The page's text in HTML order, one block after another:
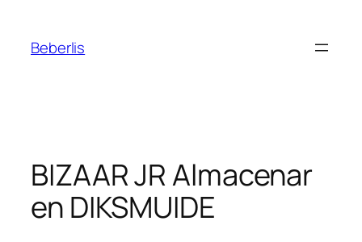
Beberlis
BIZAAR JRAlmacenar
en DIKSMUIDE